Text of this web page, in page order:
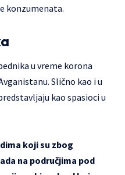
konzumenata.
u vreme korona
Slično kao i u
kao spasioci u
koji su zbog
na područjima pod